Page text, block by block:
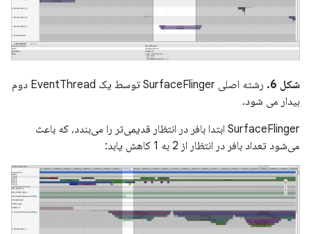
شکل 6.
رشته اصلی SurfaceFlinger توسط یک EventThread دوم
بیدار می شود.
SurfaceFlinger ابتدا بافر در انتظار قدیمی‌تر را می‌بندد، که باعث
می‌شود تعداد بافر در انتظار از 2 به 1 کاهش یابد: